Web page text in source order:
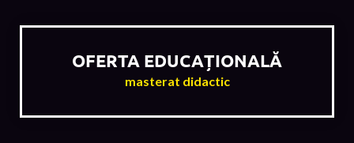
OFERTA EDUCAȚIONALĂ
masterat didactic